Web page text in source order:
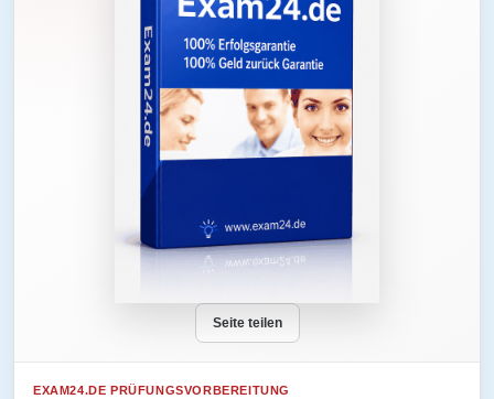
Seite teilen
EXAM24.DE PRÜFUNGSVORBEREITUNG